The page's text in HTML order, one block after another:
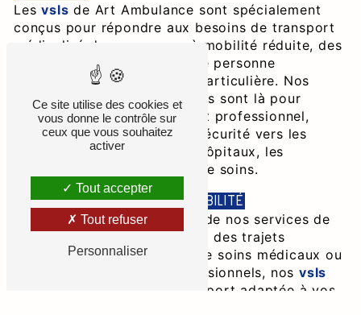
Lesvsls de Art Ambulance sont spécialement
conçus pour répondre aux besoins de transport
médicalisé des personnes à mobilité réduite, des
personnes âgées ou de toute personne
nécessitant une assistance particulière. Nos
chauffeurs formés et qualifiés sont là pour
garantir un accompagnement professionnel,
assurant un trajet en toute sécurité vers les
rendez-vous médicaux, les hôpitaux, les
cliniques ou tout autre lieu de soins.
POLYVALENCE ET ACCESSIBILITÉ
La polyvalence est au cœur de nos services de
vslà Missé. Que ce soit pour des trajets
réguliers vers des séances de soins médicaux ou
pour des déplacements occasionnels, nos vsls
offrent une solution de transport adaptée à vos
Ce site utilise des cookies et
vous donne le contrôle sur
ceux que vous souhaitez
activer
Tout accepter
Tout refuser
Personnaliser